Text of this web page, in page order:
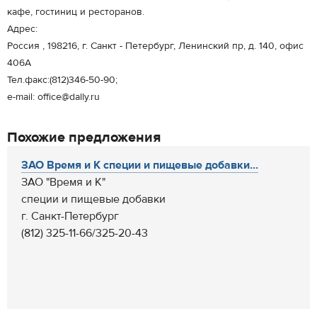
кафе, гостиниц и ресторанов.
Адрес:
Россия , 198216, г. Санкт - Петербург, Ленинский пр, д. 140, офис
406А
Тел.факс:(812)346-50-90;
e-mail: office@dally.ru
Похожие предложения
ЗАО Время и К специи и пищевые добавки...
ЗАО "Время и К"
специи и пищевые добавки
г. Санкт-Петербург
(812) 325-11-66/325-20-43